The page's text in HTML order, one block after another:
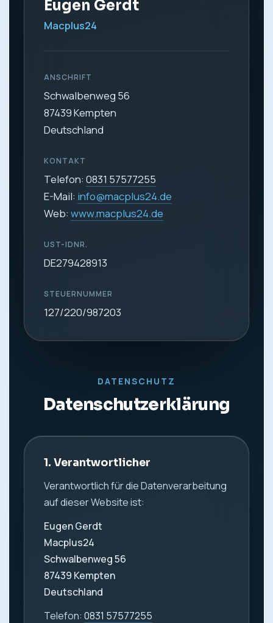
Eugen Gerdt
Macplus24
ANSCHRIFT
Schwalbenweg 56
87439 Kempten
Deutschland
KONTAKT
Telefon: 0831 57577255
E-Mail: info@macplus24.de
Web: www.macplus24.de
UST-IDNR.
DE279428913
STEUERNUMMER
127/220/987203
DATENSCHUTZ
Datenschutzerklärung
1. Verantwortlicher
Verantwortlich für die Datenverarbeitung
auf dieser Website ist:
Eugen Gerdt
Macplus24
Schwalbenweg 56
87439 Kempten
Deutschland
Telefon: 0831 57577255